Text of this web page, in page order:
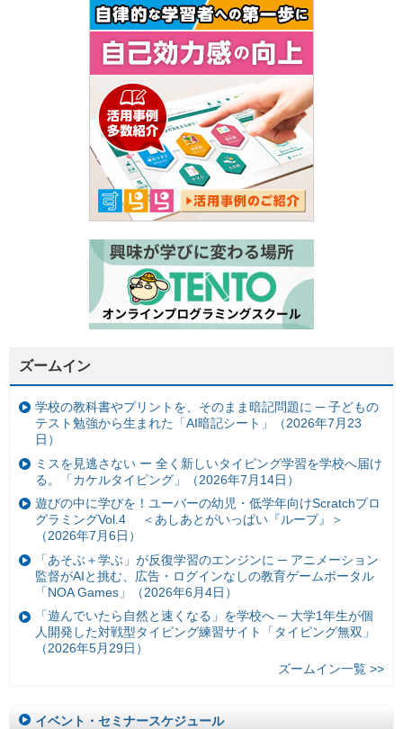
ズームイン
学校の教科書やプリントを、そのまま暗記問題に ─ 子どもの
テスト勉強から生まれた「AI暗記シート」（2026年7月23
日）
ミスを見逃さない ー 全く新しいタイピング学習を学校へ届け
る。「カケルタイピング」（2026年7月14日）
遊びの中に学びを！ユーバーの幼児・低学年向けScratchプロ
グラミングVol.4 ＜あしあとがいっぱい『ループ』＞
（2026年7月6日）
「あそぶ＋学ぶ」が反復学習のエンジンに ─ アニメーション
監督がAIと挑む、広告・ログインなしの教育ゲームポータル
「NOA Games」（2026年6月4日）
「遊んでいたら自然と速くなる」を学校へ ─ 大学1年生が個
人開発した対戦型タイピング練習サイト「タイピング無双」
（2026年5月29日）
ズームイン一覧 >>
イベント・セミナースケジュール